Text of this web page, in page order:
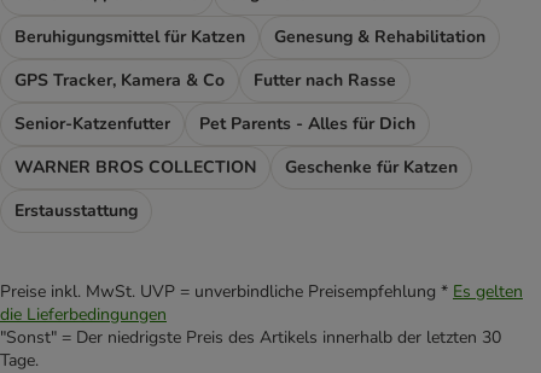
Beruhigungsmittel für Katzen
Genesung & Rehabilitation
GPS Tracker, Kamera & Co
Futter nach Rasse
Senior-Katzenfutter
Pet Parents - Alles für Dich
WARNER BROS COLLECTION
Geschenke für Katzen
Erstausstattung
Preise inkl. MwSt. UVP = unverbindliche Preisempfehlung * Es gelten
die Lieferbedingungen
"Sonst" = Der niedrigste Preis des Artikels innerhalb der letzten 30
Tage.